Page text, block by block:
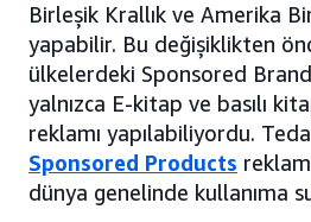
Birleşik Krallık ve Amerika
yapabilir. Bu değişiklikten
ülkelerdeki Sponsored
yalnızca E-kitap ve basılı
reklamı yapılabiliyordu.
Sponsored Products
dünya genelinde kullanıma